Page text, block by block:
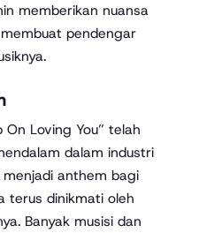
memberikan nuansa
pendengar
On Loving You” telah
dalam industri
menjadi anthem bagi
terus dinikmati oleh
Banyak musisi dan